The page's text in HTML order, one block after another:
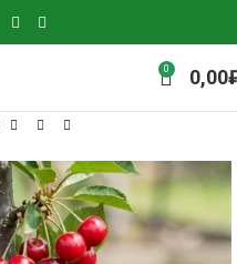
0 0,00